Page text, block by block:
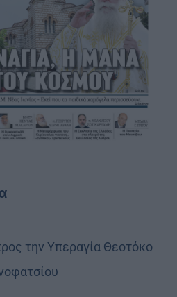
την Υπεραγία Θεοτόκο